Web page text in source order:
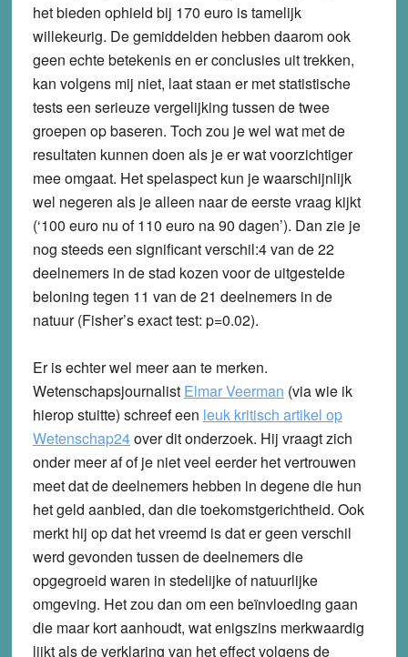
het bieden ophield bij 170 euro is tamelijk
willekeurig. De gemiddelden hebben daarom ook
geen echte betekenis en er conclusies uit trekken,
kan volgens mij niet, laat staan er met statistische
tests een serieuze vergelijking tussen de twee
groepen op baseren. Toch zou je wel wat met de
resultaten kunnen doen als je er wat voorzichtiger
mee omgaat. Het spelaspect kun je waarschijnlijk
wel negeren als je alleen naar de eerste vraag kijkt
(‘100 euro nu of 110 euro na 90 dagen’). Dan zie je
nog steeds een significant verschil:4 van de 22
deelnemers in de stad kozen voor de uitgestelde
beloning tegen 11 van de 21 deelnemers in de
natuur (Fisher’s exact test: p=0.02).
Er is echter wel meer aan te merken.
Wetenschapsjournalist Elmar Veerman (via wie ik
hierop stuitte) schreef een leuk kritisch artikel op
Wetenschap24over dit onderzoek. Hij vraagt zich
onder meer af of je niet veel eerder het vertrouwen
meet dat de deelnemers hebben in degene die hun
het geld aanbied, dan die toekomstgerichtheid. Ook
merkt hij op dat het vreemd is dat er geen verschil
werd gevonden tussen de deelnemers die
opgegroeid waren in stedelijke of natuurlijke
omgeving. Het zou dan om een beïnvloeding gaan
die maar kort aanhoudt, wat enigszins merkwaardig
lijkt als de verklaring van het effect volgens de